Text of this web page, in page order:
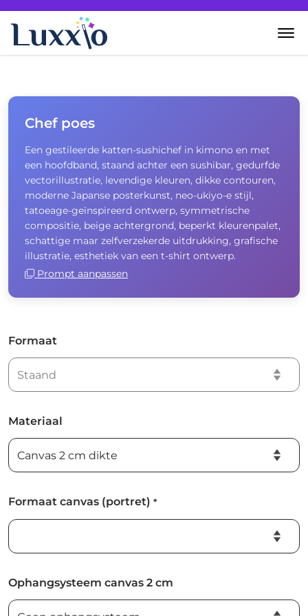
Wanddecoratie
Zelf creëren
Over Luxxio
Contact
Chef poes
Een gestileerde katten-sushichef in kimono en met
een hoofdband, staand achter een sushibar, gedurfde
vectorillustratie, levendige kleuren, dikke contouren,
moderne Japanse posterkunst, neo-ukiyo-e stijl,
tatoeage-geïnspireerd ontwerp, symmetrische
compositie, beige achtergrond, beperkt kleurenpalet,
schattige maar zelfverzekerde uitdrukking, grafische
illustratie, esthetiek van een t-shirt ontwerp.
Prompt aanpassen
Formaat
Materiaal
Formaat canvas (portret) *
Ophangsysteem canvas 2 cm